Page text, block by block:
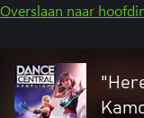
Overslaan naar